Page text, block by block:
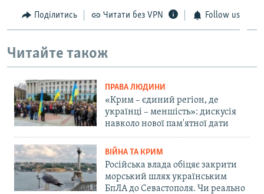
Поділитись Читати без VPN Follow us
Читайте також
ПРАВА ЛЮДИНИ
«Крим – єдиний регіон, де
українці – меншість»: дискусія
навколо нової пам'ятної дати
ВІЙНА ТА КРИМ
Російська влада обіцяє закрити
морський шлях українським
БпЛА до Севастополя. Чи реально